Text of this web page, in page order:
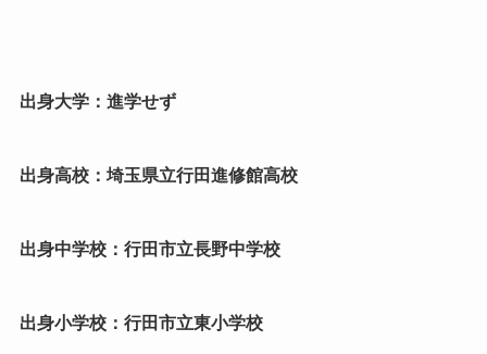
出身大学：進学せず
出身高校：埼玉県立行田進修館高校
出身中学校：行田市立長野中学校
出身小学校：行田市立東小学校